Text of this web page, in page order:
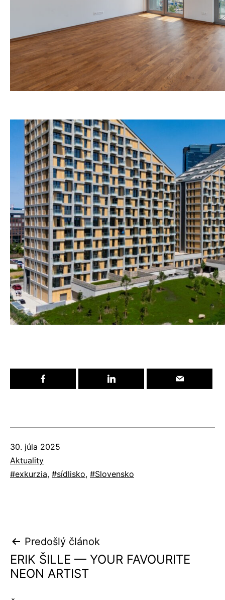
Publikované
30. júla 2025
Kategorizované
ako
Aktuality
Označené
exkurzia, sídlisko, Slovensko
Navigácia
v
Predošlý článok
ERIK ŠILLE — YOUR FAVOURITE
NEON ARTIST